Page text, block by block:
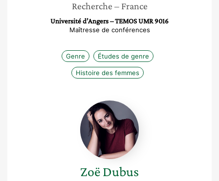
Recherche – France
Université d’Angers – TEMOS UMR 9016
Maîtresse de conférences
Genre Études de genre
Histoire des femmes
Zoë
Dubus
ZoëDubus